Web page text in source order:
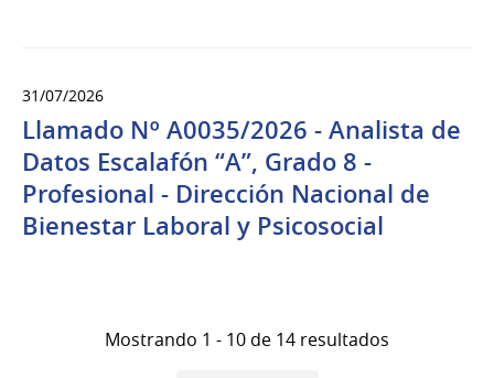
31/07/2026
Llamado Nº A0035/2026 - Analista de
Datos Escalafón “A”, Grado 8 -
Profesional - Dirección Nacional de
Bienestar Laboral y Psicosocial
Mostrando 1 - 10 de 14 resultados